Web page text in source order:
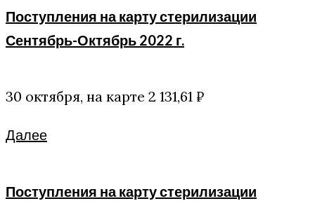
Поступления на карту стерилизации
Сентябрь-Октябрь 2022 г.
30 октября, на карте 2 131,61 ₽
Facebook
Twitter
Google+
Далее
Поступления на карту стерилизации